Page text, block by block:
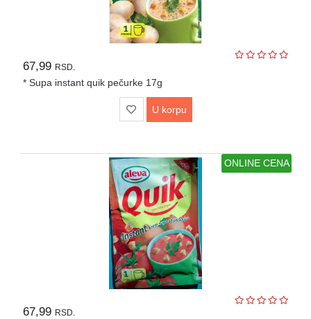
67,99 RSD.
* Supa instant quik pečurke 17g
U korpu
ONLINE CENA
67,99 RSD.